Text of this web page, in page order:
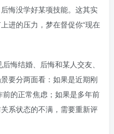
悔没学好某项技能。这其实
进的压力，梦在督促你“现在
后悔结婚、后悔和某人交友、
要分两面看：如果是近期刚
的正常焦虑；如果是多年前
系状态的不满，需要重新评